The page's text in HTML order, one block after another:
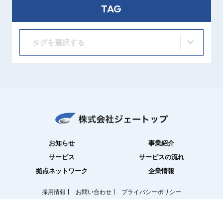
TAG
タグを選択する
お知らせ
事業紹介
サービス
サービスの流れ
拠点ネットワーク
企業情報
採用情報 お問い合わせ プライバシーポリシー